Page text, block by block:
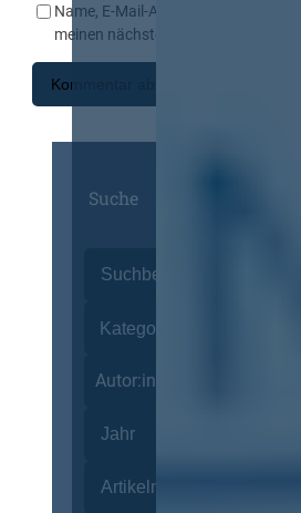
Name, E-Mail-Adresse und Website
meinen nächsten Kommentar
Suche
Autor:innen